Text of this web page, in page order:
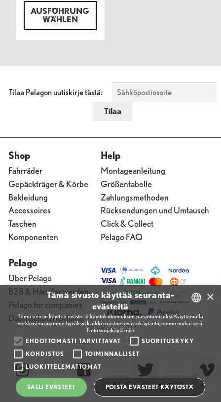
AUSFÜHRUNG
WÄHLEN
Tilaa Pelagon uutiskirje tästä:
Shop
Fahrräder
Gepäckträger & Körbe
Bekleidung
Accessoires
Taschen
Komponenten
Help
Montageanleitung
Größentabelle
Zahlungsmethoden
Rücksendungen und Umtausch
Click & Collect
Pelago FAQ
Pelago
Über Pelago
B2B & Händler werden
Pelago for companies
Datenschutzrichtlinie
FINNISH
ENGLISH
×
Tämä sivusto käyttää seuranta-
evästeitä
Tämä sivusto käyttää evästeitä käyttökokemuksen parantamiseksi. Käyttämällä
verkkosivustoamme hyväksyt kaikki evästeet evästekäytäntöjemme mukaisesti.
Tietosuojakäytäntö »
EHDOTTOMASTI TARVITTAVAT
SUORITUSKYKY
KOHDISTUS
TOIMINNALLISET
LUOKITTELEMATTOMAT
SALLI EVÄSTEET POISTA EVÄSTEET KÄYTÖSTÄ